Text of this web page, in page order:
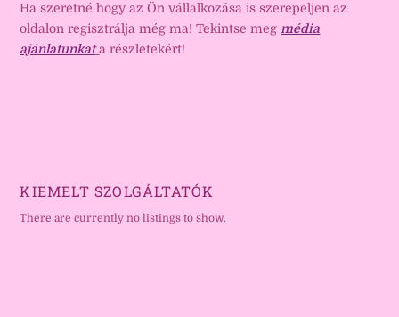
Ha szeretné hogy az Ön vállalkozása is szerepeljen az
oldalon regisztrálja még ma! Tekintse meg média
ajánlatunkat a részletekért!
KIEMELT SZOLGÁLTATÓK
There are currently no listings to show.